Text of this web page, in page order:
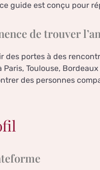
guide est conçu pour
de trouver
des portes à des
Toulouse,
des personnes